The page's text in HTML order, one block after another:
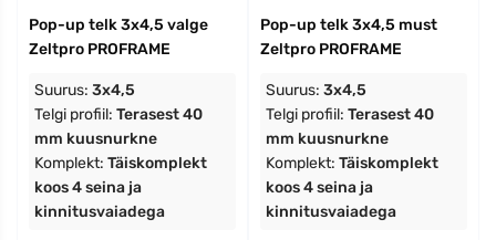
Pop-up telk 3x4,5 valge
Zeltpro PROFRAME
Suurus: 3x4,5
Telgi profiil: Terasest 40
mm kuusnurkne
Komplekt: Täiskomplekt
koos 4 seina ja
kinnitusvaiadega
Pop-up telk 3x4,5 must
Zeltpro PROFRAME
Suurus: 3x4,5
Telgi profiil: Terasest 40
mm kuusnurkne
Komplekt: Täiskomplekt
koos 4 seina ja
kinnitusvaiadega